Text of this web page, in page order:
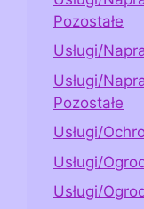
Pozostałe
Usługi/
Usługi/
Pozostałe
Usługi/
Usługi/
Usługi/